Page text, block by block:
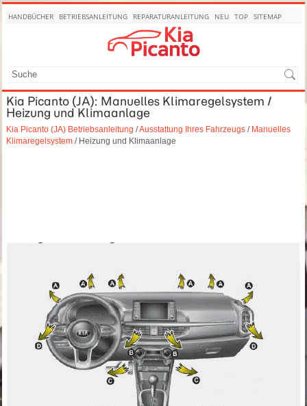
HANDBÜCHER BETRIEBSANLEITUNG REPARATURANLEITUNG NEU TOP SITEMAP
Kia Picanto (JA): Manuelles Klimaregelsystem /
Heizung und Klimaanlage
Kia Picanto (JA) Betriebsanleitung /Ausstattung Ihres Fahrzeugs / Manuelles
Klimaregelsystem / Heizung und Klimaanlage